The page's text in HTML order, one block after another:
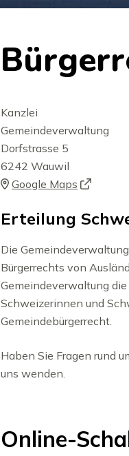
Adresse
Kanzlei
Gemeindeverwaltung
Dorfstrasse 5
6242 Wauwil
Google Maps
Erteilung
Die
Bürgerrechts von
Gemeindeverwaltung
Schweizerinnen und
Gemeindebürgerrecht.
Haben Sie Fragen rund
uns wenden.
Online-